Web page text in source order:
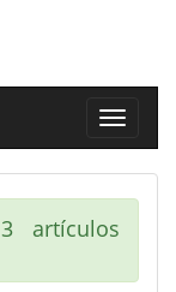
Toggle
artículos